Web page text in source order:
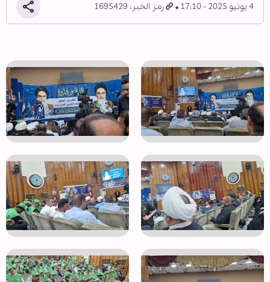
4 يونيو 2025 - 17:10 رمز الخبر: 1695429